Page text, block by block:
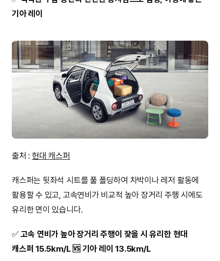
기아 레이
출처 : 현대 캐스퍼
캐스퍼는 뒷좌석 시트를 풀 폴딩하여 차박이나 레저 활동에
활용할 수 있고, 고속연비가 비교적 높아 장거리 주행 시에도
유리한 면이 있습니다.
✅ 고속 연비가 높아 장거리 주행이 잦을 시 유리한 현대
캐스퍼 15.5km/L 🆚 기아 레이 13.5km/L